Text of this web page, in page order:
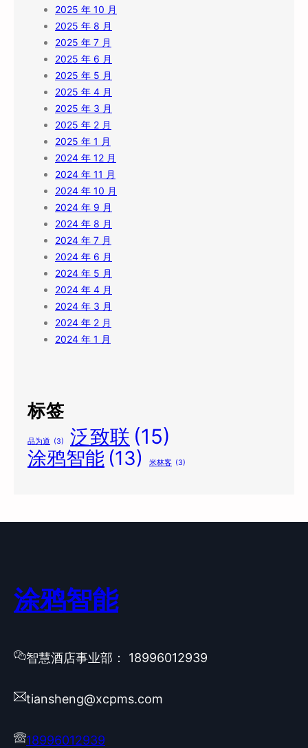
2025 年 10 月
2025 年 8 月
2025 年 7 月
2025 年 6 月
2025 年 5 月
2025 年 4 月
2025 年 3 月
2025 年 2 月
2025 年 1 月
2024 年 12 月
2024 年 11 月
2024 年 10 月
2024 年 9 月
2024 年 8 月
2024 年 7 月
2024 年 6 月
2024 年 5 月
2024 年 4 月
2024 年 3 月
2024 年 2 月
2024 年 1 月
标签
品为道 (3) 泛致联 (15)
涂鸦智能 (13) 米林客 (3)
涂鸦智能
智慧酒店事业部： 18996012939
tiansheng@xcpms.com
18996012939